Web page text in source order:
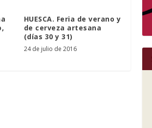
HUESCA. Feria de verano y
de cerveza artesana
(días 30 y 31)
24 de julio de 2016